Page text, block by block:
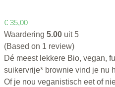
€ 35,00
Waardering 5.00 uit 5
(Based on 1 review)
Dé meest lekkere Bio, vegan,
suikervrije* brownie vind je nu
Of je nou veganistisch eet of